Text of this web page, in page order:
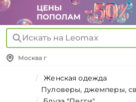
Искать на Leomax
Москва г
Женская одежда
Пуловеры, джемперы,